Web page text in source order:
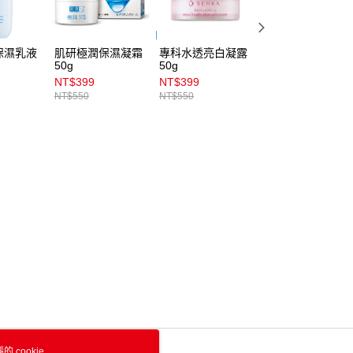
濕乳液
肌研極潤保濕凝霜
50g
NT$399
NT$550
專科水透亮白凝露
50g
NT$399
NT$550